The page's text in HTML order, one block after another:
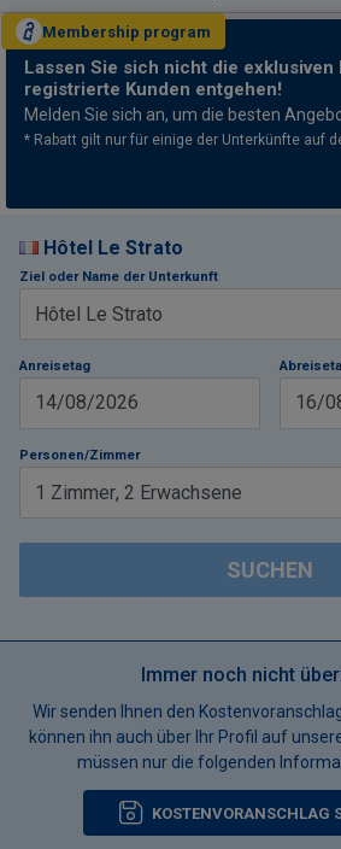
Membership program
Lassen Sie sich nicht die
registrierte Kunden entgehen!
Melden Sie sich an, um die besten
* Rabatt gilt nur für einige der Unterkünfte auf
Hôtel Le Strato
Ziel oder Name der Unterkunft
Anreisetag
14/08/2026 16/
Personen/Zimmer
1 Zimmer, 2 Erwachsene
SUCHEN
Immer noch nicht
Wir senden Ihnen den
können ihn auch über Ihr Profil auf
müssen nur die folgenden
KOSTENVORANSCHLAG